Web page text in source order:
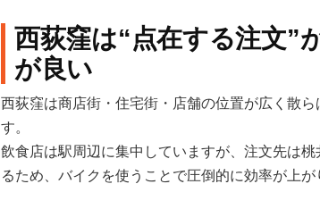
西荻窪は“点在する注文”
が良い
西荻窪は商店街・住宅街・店舗の位置が広く散
す。
飲食店は駅周辺に集中していますが、注文先は
るため、バイクを使うことで圧倒的に効率が上が